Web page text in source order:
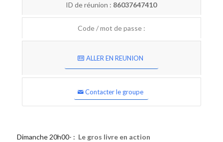
ID de réunion : 86037647410
Code / mot de passe :
ALLER EN REUNION
Contacter le groupe
Dimanche 20h00- : Le gros livre en action